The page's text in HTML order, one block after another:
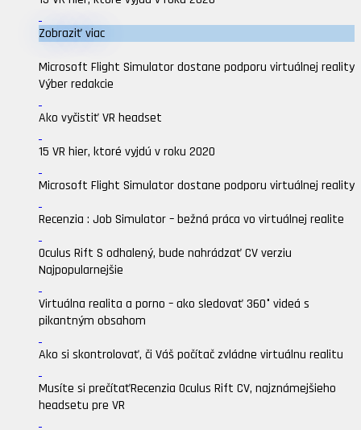
Zobraziť viac
Microsoft Flight Simulator dostane podporu virtuálnej reality
Výber redakcie
Ako vyčistiť VR headset
15 VR hier, ktoré vyjdú v roku 2020
Microsoft Flight Simulator dostane podporu virtuálnej reality
Recenzia : Job Simulator – bežná práca vo virtuálnej realite
Oculus Rift S odhalený, bude nahrádzať CV verziu
Najpopularnejšie
Virtuálna realita a porno – ako sledovať 360° videá s
pikantným obsahom
Ako si skontrolovať, či Váš počítač zvládne virtuálnu realitu
Musíte si prečítaťRecenzia Oculus Rift CV, najznámejšieho
headsetu pre VR